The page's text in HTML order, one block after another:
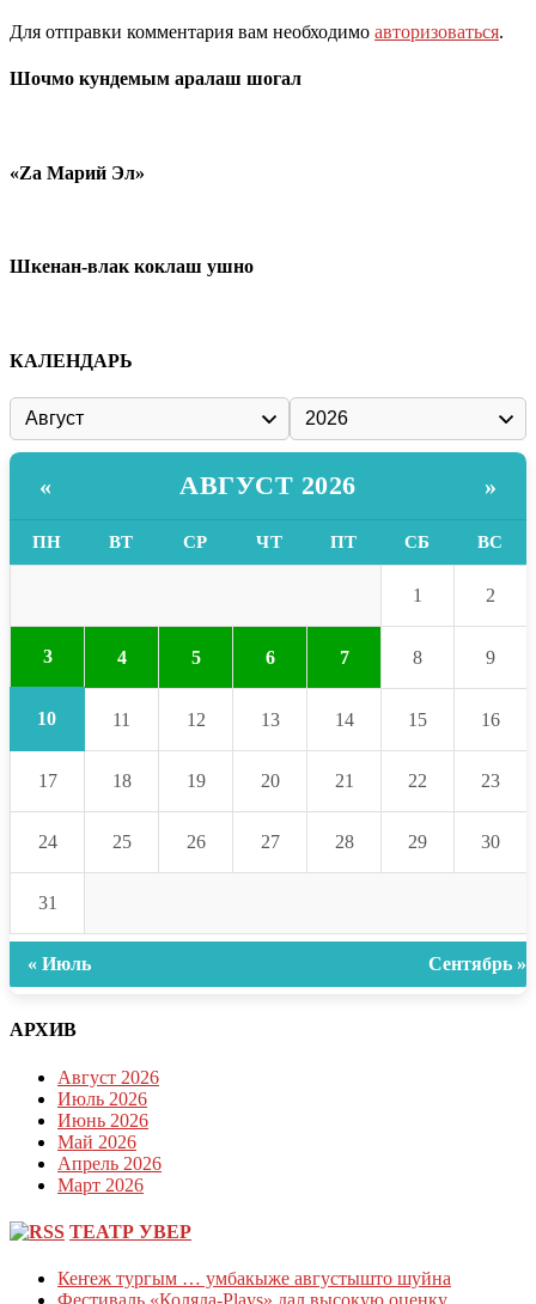
Для отправки комментария вам необходимо авторизоваться.
Шочмо кундемым аралаш шогал
«Zа Марий Эл»
Шкенан-влак коклаш ушно
КАЛЕНДАРЬ
« АВГУСТ 2026 »
ПН ВТ СР ЧТ ПТ СБ ВС
1 2
3 4 5 6 7 8 9
10 11 12 13 14 15 16
17 18 19 20 21 22 23
24 25 26 27 28 29 30
31
« Июль Сентябрь »
АРХИВ
Август 2026
Июль 2026
Июнь 2026
Май 2026
Апрель 2026
Март 2026
ТЕАТР УВЕР
Кеҥеж тургым … умбакыже августышто шуйна
Фестиваль «Коляда-Plays» дал высокую оценку